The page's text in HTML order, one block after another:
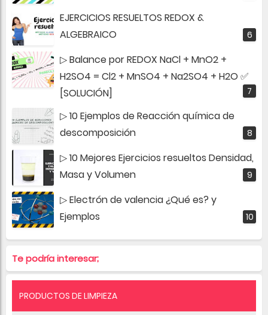
EJERCICIOS RESUELTOS REDOX &
ALGEBRAICO
▷ Balance por REDOX NaCl + MnO2 +
H2SO4 = Cl2 + MnSO4 + Na2SO4 + H2O ✅
[SOLUCIÓN]
▷ 10 Ejemplos de Reacción química de
descomposición
▷ 10 Mejores Ejercicios resueltos Densidad,
Masa y Volumen
▷ Electrón de valencia ¿Qué es? y
Ejemplos
Te podría interesar;
PRODUCTOS DE LIMPIEZA